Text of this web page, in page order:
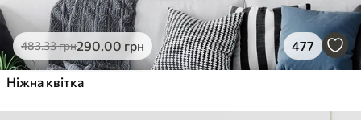
483.33грн290.00 грн 477
Ніжна квітка